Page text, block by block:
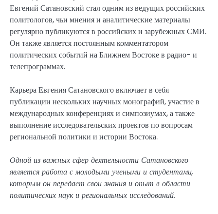
Евгений Сатановский стал одним из ведущих российских
политологов, чьи мнения и аналитические материалы
регулярно публикуются в российских и зарубежных СМИ.
Он также является постоянным комментатором
политических событий на Ближнем Востоке в радио- и
телепрограммах.
Карьера Евгения Сатановского включает в себя
публикации нескольких научных монографий, участие в
международных конференциях и симпозиумах, а также
выполнение исследовательских проектов по вопросам
региональной политики и истории Востока.
Одной из важных сфер деятельности Сатановского
является работа с молодыми учеными и студентами,
которым он передает свои знания и опыт в области
политических наук и региональных исследований.